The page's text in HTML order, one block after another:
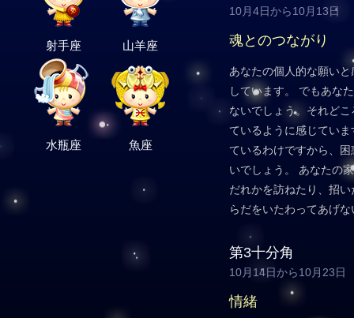
射手座 山羊座
水瓶座 魚座
10月4日から10月13日
魂とのつながり
あなたの個人的な願い
しています。 でもあな
ないでしょう。それど
ているように感じてい
ているわけですから、
いでしょう。 あなたの
だれかを訪ねたり、招
らだをいたわってあげ
第3十分角
10月14日から10月23日
情緒